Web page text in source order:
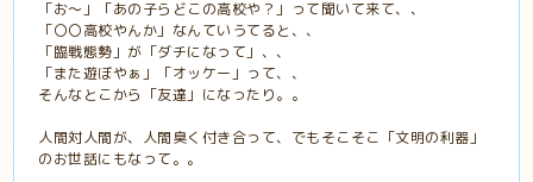
「お〜」「あの子らどこの高校や？」って聞いて来て、、
「〇〇高校やんか」なんていうてると、、
「臨戦態勢」が「ダチになって」、、
「また遊ぼやぁ」「オッケー」って、、
そんなとこから「友達」になったり。。
人間対人間が、人間臭く付き合って、でもそこそこ「文明の利器」
のお世話にもなって。。